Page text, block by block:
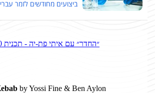
ביצועים מחודשים לזמר עברי